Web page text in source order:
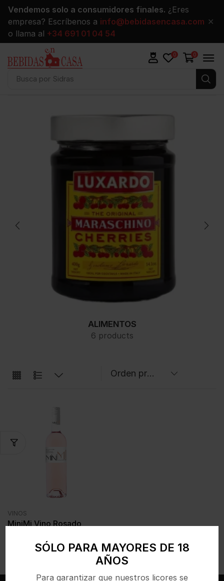
SÓLO PARA MAYORES DE 18
AÑOS
Para garantizar que nuestros licores se
Vendemos solo a consumidores finales. ¿Eres
empresa? Escríbenos a info@bebidasencasa.com
o llama al +34 691 01 04 54
✕
Busca por Sidras
0 0
ALIMENTOS
6 products
VINOS
MiniMi Vino Rosado
IVA incl.